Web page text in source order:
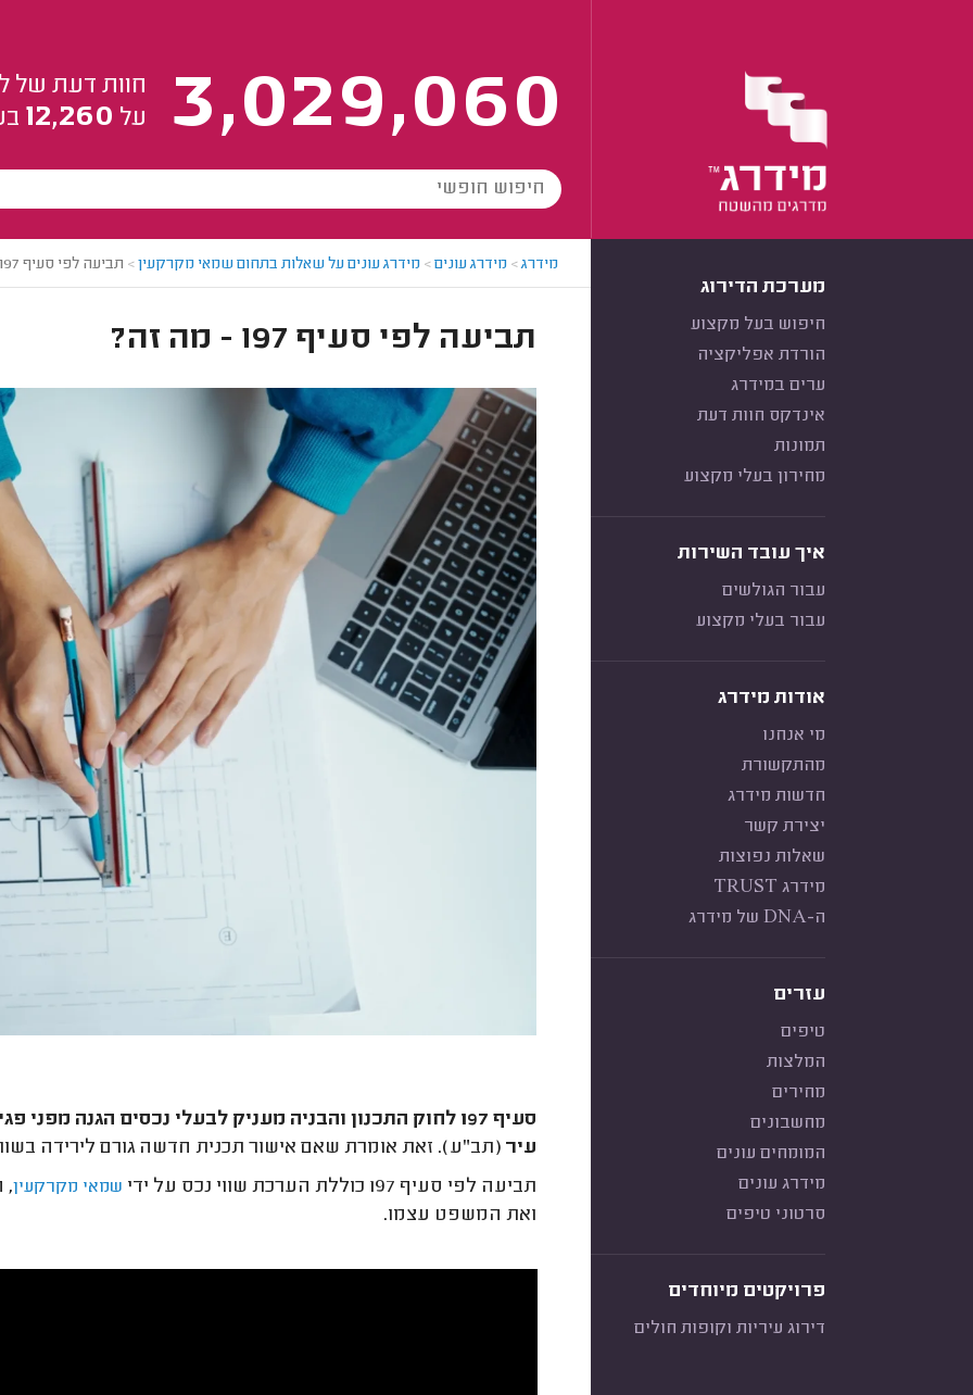
3,029,060
חוות דעת של
על 12,260
מערכת הדירוג
חיפוש בעל מקצוע
הורדת אפליקציה
ערים במידרג
אינדקס חוות דעת
תמונות
מחירון בעלי מקצוע
איך עובד השירות
עבור הגולשים
עבור בעלי מקצוע
אודות מידרג
מי אנחנו
מהתקשורת
חדשות מידרג
יצירת קשר
שאלות נפוצות
מידרג TRUST
ה-DNA של מידרג
עזרים
טיפים
המלצות
מחירים
מחשבונים
המומחים עונים
מידרג עונים
סרטוני טיפים
פרויקטים מיוחדים
דירוג עיריות וקופות חולים
מידרג> מידרג עונים> מידרג עונים על שאלות בתחום שמאי מקרקעין> תביעה לפי סעיף 197 - מה זה?
תביעה לפי סעיף 197 - מה זה?
סעיף 197 לחוק התכנון והבניה
מעניק לבעלי נכסים הגנה מפני
עיר (תב"ע). זאת אומרת שאם אישור תכנית חדשה גורם לירידה
תביעה לפי סעיף 197 כוללת הערכת שווי נכס על ידי
שמאי מקרקעין,
ואת המשפט עצמו.